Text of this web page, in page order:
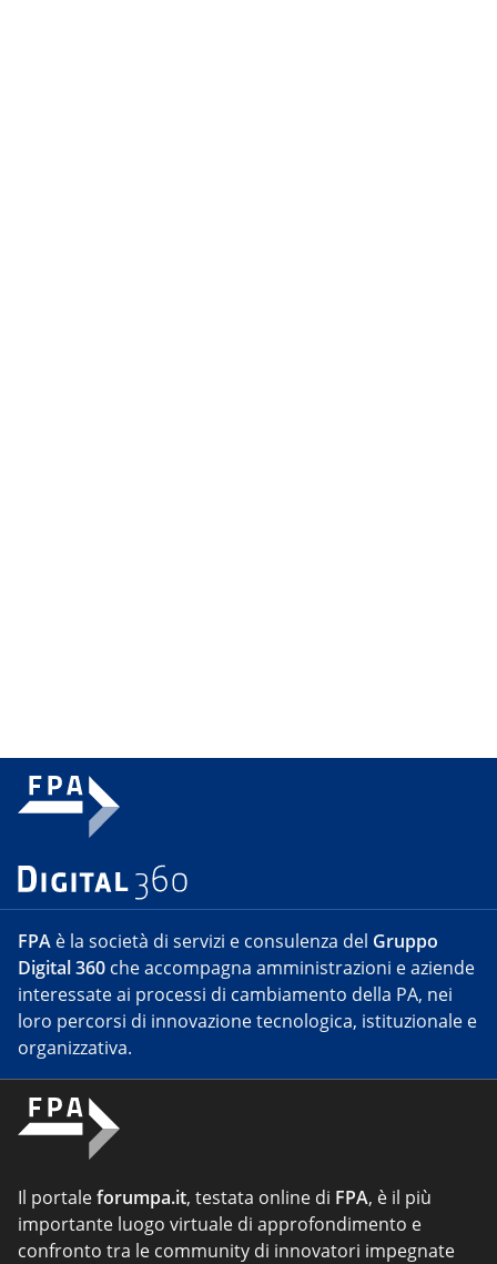
FPA è la società di servizi e consulenza del Gruppo
Digital 360 che accompagna amministrazioni e aziende
interessate ai processi di cambiamento della PA, nei
loro percorsi di innovazione tecnologica, istituzionale e
organizzativa.
Il portaleforumpa.it, testata online di FPA, è il più
importante luogo virtuale di approfondimento e
confronto tra le community di innovatori impegnate